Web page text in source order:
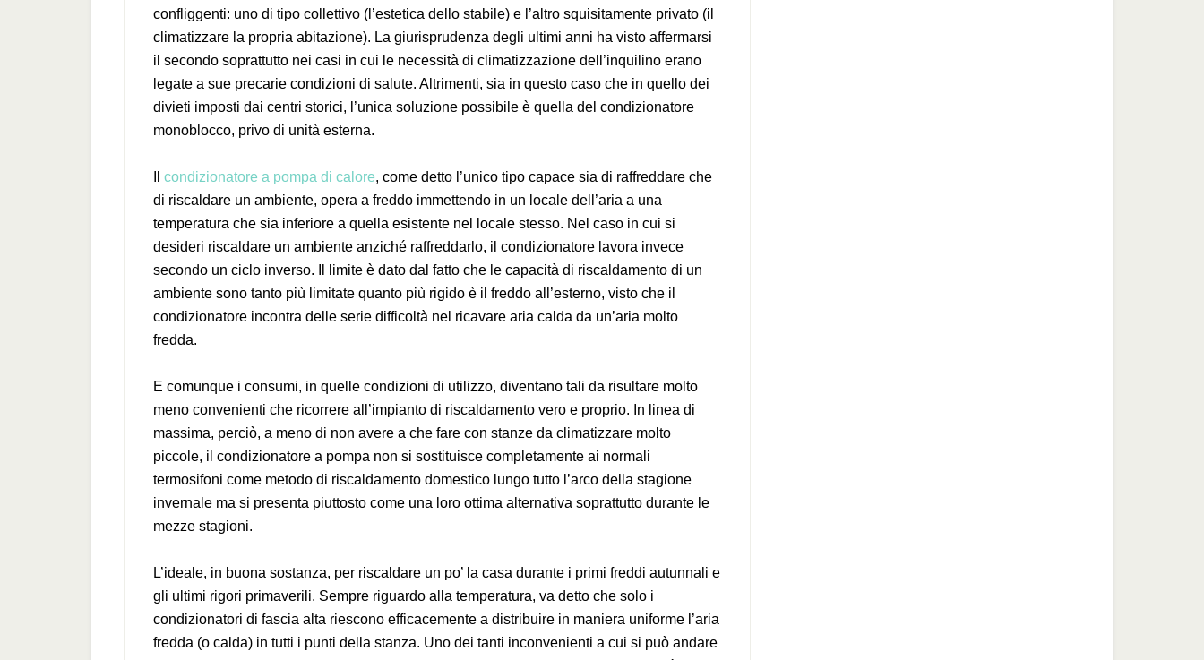
confliggenti: uno di tipo collettivo (l’estetica dello stabile) e l’altro squisitamente privato (il
climatizzare la propria abitazione). La giurisprudenza degli ultimi anni ha visto affermarsi
il secondo soprattutto nei casi in cui le necessità di climatizzazione dell’inquilino erano
legate a sue precarie condizioni di salute. Altrimenti, sia in questo caso che in quello dei
divieti imposti dai centri storici, l’unica soluzione possibile è quella del condizionatore
monoblocco, privo di unità esterna.
condizionatore a pompa di calore, come detto l’unico tipo capace sia di raffreddare che
di riscaldare un ambiente, opera a freddo immettendo in un locale dell’aria a una
temperatura che sia inferiore a quella esistente nel locale stesso. Nel caso in cui si
desideri riscaldare un ambiente anziché raffreddarlo, il condizionatore lavora invece
secondo un ciclo inverso. Il limite è dato dal fatto che le capacità di riscaldamento di un
ambiente sono tanto più limitate quanto più rigido è il freddo all’esterno, visto che il
condizionatore incontra delle serie difficoltà nel ricavare aria calda da un’aria molto
fredda.
E comunque i consumi, in quelle condizioni di utilizzo, diventano tali da risultare molto
meno convenienti che ricorrere all’impianto di riscaldamento vero e proprio. In linea di
massima, perciò, a meno di non avere a che fare con stanze da climatizzare molto
piccole, il condizionatore a pompa non si sostituisce completamente ai normali
termosifoni come metodo di riscaldamento domestico lungo tutto l’arco della stagione
invernale ma si presenta piuttosto come una loro ottima alternativa soprattutto durante le
mezze stagioni.
L’ideale, in buona sostanza, per riscaldare un po’ la casa durante i primi freddi autunnali e
gli ultimi rigori primaverili. Sempre riguardo alla temperatura, va detto che solo i
condizionatori di fascia alta riescono efficacemente a distribuire in maniera uniforme l’aria
fredda (o calda) in tutti i punti della stanza. Uno dei tanti inconvenienti a cui si può andare